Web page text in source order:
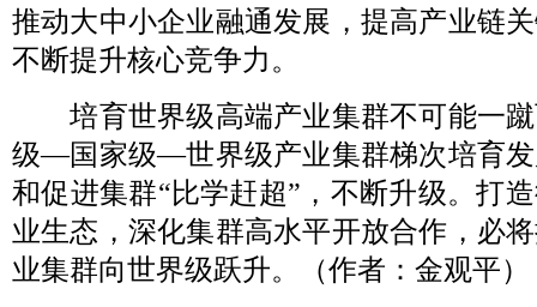
推动大中小企业融通发展，提高产业链
不断提升核心竞争力。
培育世界级高端产业集群不可能一
级—国家级—世界级产业集群梯次培育
和促进集群“比学赶超”，不断升级。打
业生态，深化集群高水平开放合作，必
业集群向世界级跃升。（作者：金观平）